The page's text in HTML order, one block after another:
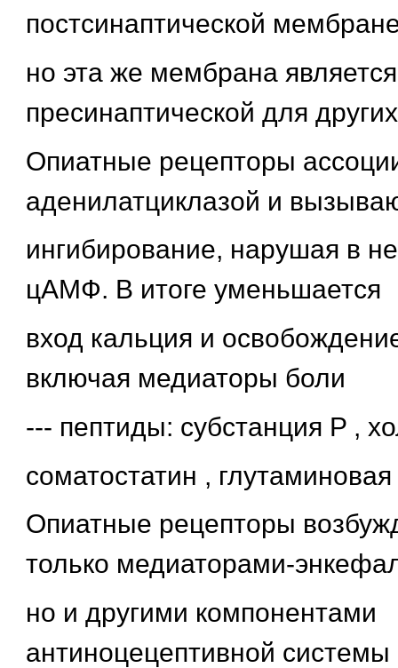
постсинаптической
но эта же мембрана является
пресинаптической для
Опиатные рецепторы
аденилатциклазой и
ингибирование, нарушая в
цАМФ. В итоге уменьшается
вход кальция и
включая медиаторы боли
--- пептиды: субстанция P ,
соматостатин , глутаминовая
Опиатные рецепторы
только медиаторами-
но и другими компонентами
антиноцецептивной